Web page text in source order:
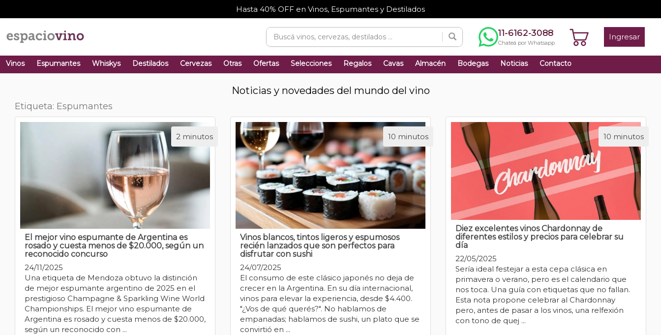
Hasta 40% OFF en Vinos, Espumantes y Destilados
11-6162-3088
Chateá por Whatsapp
Ingresar
Vinos Espumantes Whiskys Destilados Cervezas Otras Ofertas Selecciones Regalos Cavas Almacén Bodegas Noticias Contacto
Noticias y novedades del mundo del vino
Etiqueta: Espumantes
2 minutos
El mejor vino espumante de Argentina es
rosado y cuesta menos de $20.000, según un
reconocido concurso
24/11/2025
Una etiqueta de Mendoza obtuvo la distinción
de mejor espumante argentino de 2025 en el
prestigioso Champagne & Sparkling Wine World
Championships. El mejor vino espumante de
Argentina es rosado y cuesta menos de $20.000,
según un reconocido con ...
10 minutos
Vinos blancos, tintos ligeros y espumosos
recién lanzados que son perfectos para
disfrutar con sushi
24/07/2025
El consumo de este clásico japonés no deja de
crecer en la Argentina. En su día internacional,
vinos para elevar la experiencia, desde $4.400.
"¿Vos de qué querés?". No hablamos de
empanadas; hablamos de sushi, un plato que se
convirtió en ...
10 minutos
Diez excelentes vinos Chardonnay de
diferentes estilos y precios para celebrar su
día
22/05/2025
Sería ideal festejar a esta cepa clásica en
primavera o verano, pero es el calendario que
nos toca. Una guía con etiquetas que no fallan.
Esta nota propone celebrar al Chardonnay
pero, antes de pasar a los vinos, una relfexión
con tono de quej ...